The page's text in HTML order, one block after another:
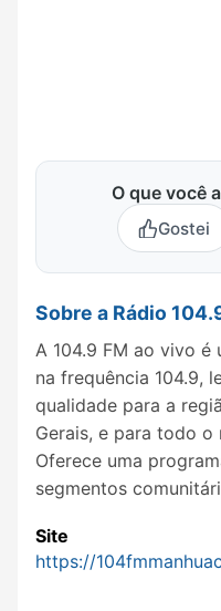
O que você
Gostei
Sobre a Rádio
A 104.9 FM ao vivo é
na frequência 104.9,
qualidade para a
Gerais, e para todo
Oferece uma
segmentos
Site
https://